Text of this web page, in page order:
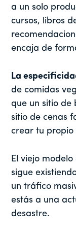
a un solo
cursos, libros
encaja de
La
de comidas
que un sitio de
sitio de cenas
crear tu propio
El viejo modelo
sigue
un tráfico
estás a una
desastre.